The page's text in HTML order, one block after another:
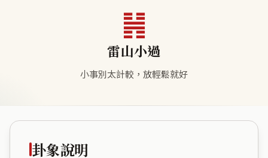
䷽
雷山小過
小事別太計較，放輕鬆就好
卦象說明